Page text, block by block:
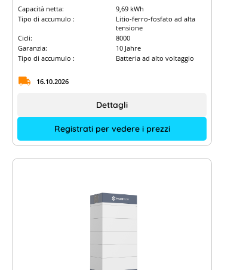
Capacità netta:
9,69 kWh
Tipo di accumulo :
Litio-ferro-fosfato ad alta
tensione
Cicli:
8000
Garanzia:
10 Jahre
Tipo di accumulo :
Batteria ad alto voltaggio
16.10.2026
Registrati per vedere i prezzi
Dettagli